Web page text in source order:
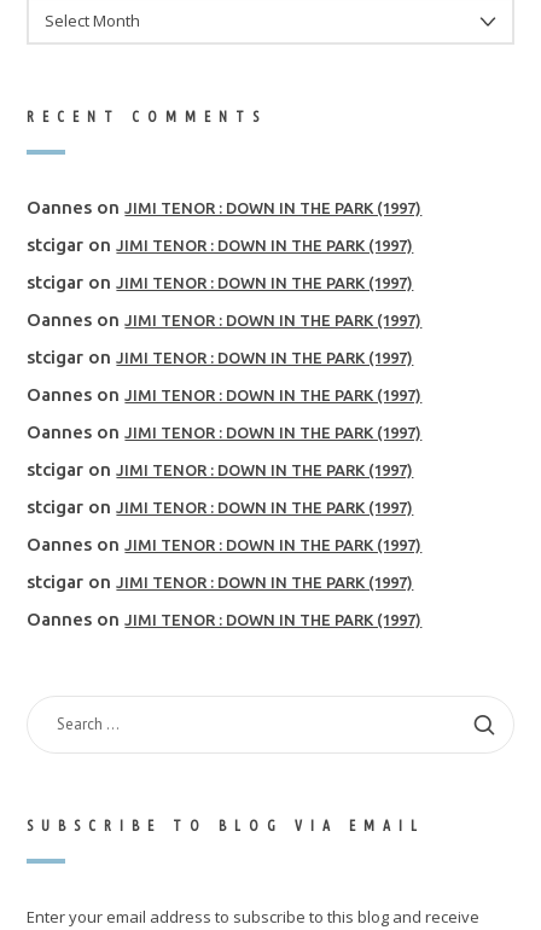
RECENT COMMENTS
Oannes onJIMI TENOR : DOWN IN THE PARK (1997)
stcigar onJIMI TENOR : DOWN IN THE PARK (1997)
stcigar onJIMI TENOR : DOWN IN THE PARK (1997)
Oannes onJIMI TENOR : DOWN IN THE PARK (1997)
stcigar onJIMI TENOR : DOWN IN THE PARK (1997)
Oannes onJIMI TENOR : DOWN IN THE PARK (1997)
Oannes onJIMI TENOR : DOWN IN THE PARK (1997)
stcigar onJIMI TENOR : DOWN IN THE PARK (1997)
stcigar onJIMI TENOR : DOWN IN THE PARK (1997)
Oannes onJIMI TENOR : DOWN IN THE PARK (1997)
stcigar onJIMI TENOR : DOWN IN THE PARK (1997)
Oannes onJIMI TENOR : DOWN IN THE PARK (1997)
SEARCH
FOR:
SUBSCRIBE TO BLOG VIA EMAIL
Enter your email address to subscribe to this blog and receive